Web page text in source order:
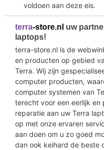
voldoen aan deze eis.
terra-store.nl uw
laptops!
terra-store.nl is de
en producten op gebied
Terra. Wij zijn
computer producten,
computer systemen van
terecht voor een eerlijk en
reparatie aan uw Terra
op met onze ervaren
aan doen om u zo goed
dan ook keihard de beste